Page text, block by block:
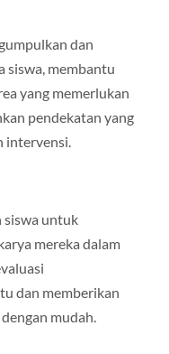
dan
siswa, membantu
yang memerlukan
pendekatan yang
intervensi.
untuk
mereka dalam
dan memberikan
mudah.